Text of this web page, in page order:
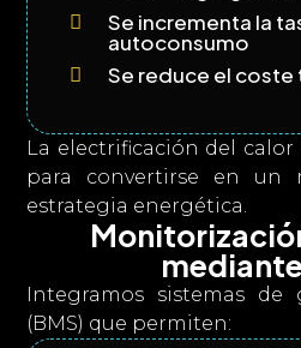
 Se incrementa la
autoconsumo
 Se reduce el coste
La electrificación del
para convertirse en un
estrategia energética.
Integramos sistemas de
(BMS) que permiten: